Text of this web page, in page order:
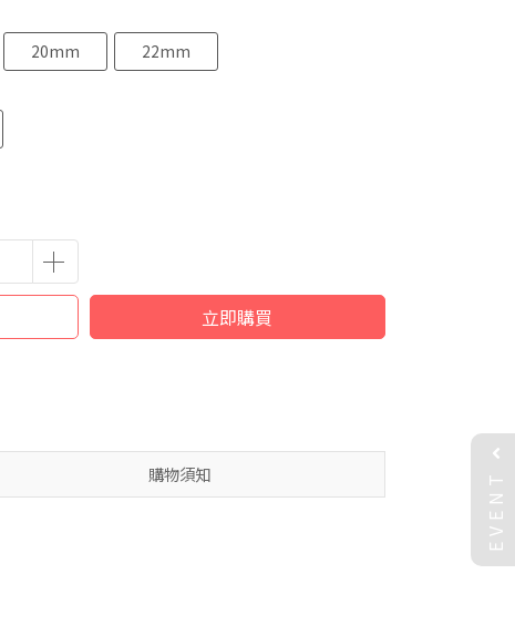
20mm
22mm
立即購買
購物須知 EVENT